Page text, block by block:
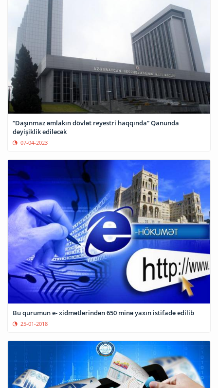
“Daşınmaz əmlakın dövlət reyestri haqqında” Qanunda
dəyişiklik ediləcək
07-04-2023
Bu qurumun e- xidmətlərindən 650 minə yaxın istifadə edilib
25-01-2018